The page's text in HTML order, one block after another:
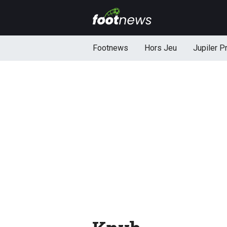
Footnews Hors Jeu Jupiler